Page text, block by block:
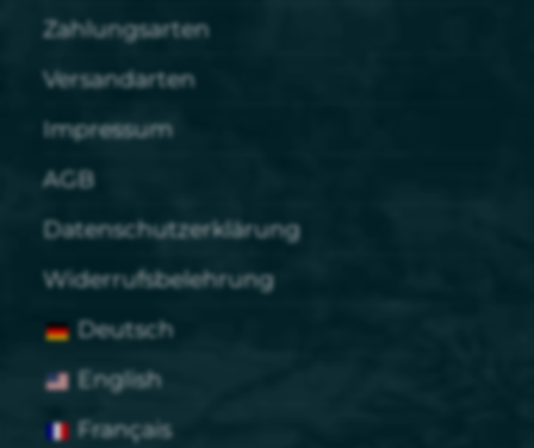
Zahlungsarten
Versandarten
Impressum
AGB
Datenschutzerklärung
Widerrufsbelehrung
Deutsch
English
Français